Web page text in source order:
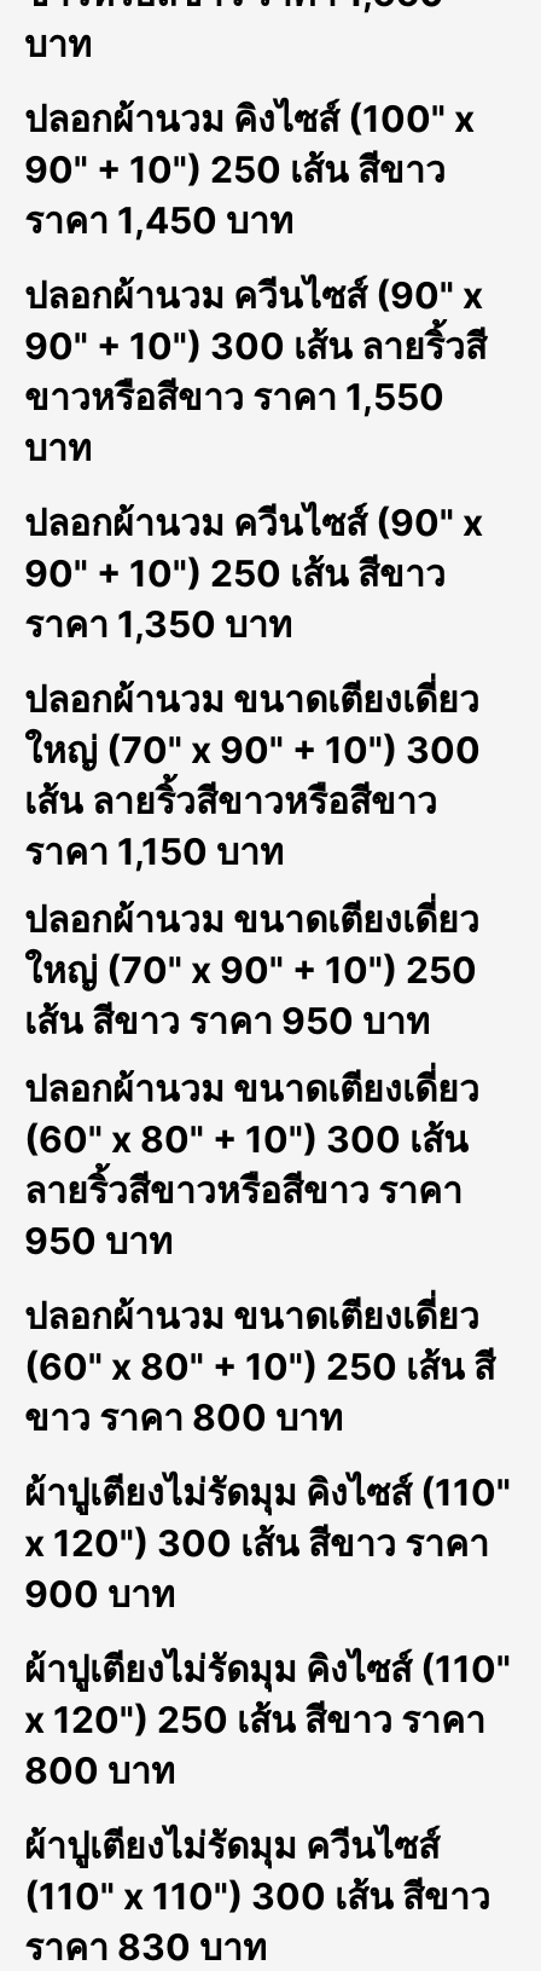
บาท
ปลอกผ้านวม คิงไซส์ (100" x
90" + 10") 250 เส้น สีขาว
ราคา 1,450 บาท
ปลอกผ้านวม ควีนไซส์ (90" x
90" + 10") 300 เส้น ลายริ้วสี
ขาวหรือสีขาว ราคา 1,550
บาท
ปลอกผ้านวม ควีนไซส์ (90" x
90" + 10") 250 เส้น สีขาว
ราคา 1,350 บาท
ปลอกผ้านวม ขนาดเตียงเดี่ยว
ใหญ่ (70" x 90" + 10") 300
เส้น ลายริ้วสีขาวหรือสีขาว
ราคา 1,150 บาท
ปลอกผ้านวม ขนาดเตียงเดี่ยว
ใหญ่ (70" x 90" + 10") 250
เส้น สีขาว ราคา 950 บาท
ปลอกผ้านวม ขนาดเตียงเดี่ยว
(60" x 80" + 10") 300 เส้น
ลายริ้วสีขาวหรือสีขาว ราคา
950 บาท
ปลอกผ้านวม ขนาดเตียงเดี่ยว
(60" x 80" + 10") 250 เส้น สี
ขาว ราคา 800 บาท
ผ้าปูเตียงไม่รัดมุม คิงไซส์ (110"
x 120") 300 เส้น สีขาว ราคา
900 บาท
ผ้าปูเตียงไม่รัดมุม คิงไซส์ (110"
x 120") 250 เส้น สีขาว ราคา
800 บาท
ผ้าปูเตียงไม่รัดมุม ควีนไซส์
(110" x 110") 300 เส้น สีขาว
ราคา 830 บาท